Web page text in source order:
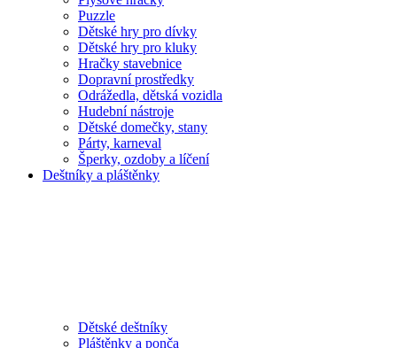
Puzzle
Dětské hry pro dívky
Dětské hry pro kluky
Hračky stavebnice
Dopravní prostředky
Odrážedla, dětská vozidla
Hudební nástroje
Dětské domečky, stany
Párty, karneval
Šperky, ozdoby a líčení
Deštníky a pláštěnky
Dětské deštníky
Pláštěnky a ponča